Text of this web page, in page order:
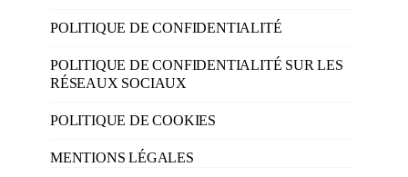
POLITIQUE DE CONFIDENTIALITÉ
POLITIQUE DE CONFIDENTIALITÉ SUR LES
RÉSEAUX SOCIAUX
POLITIQUE DE COOKIES
MENTIONS LÉGALES